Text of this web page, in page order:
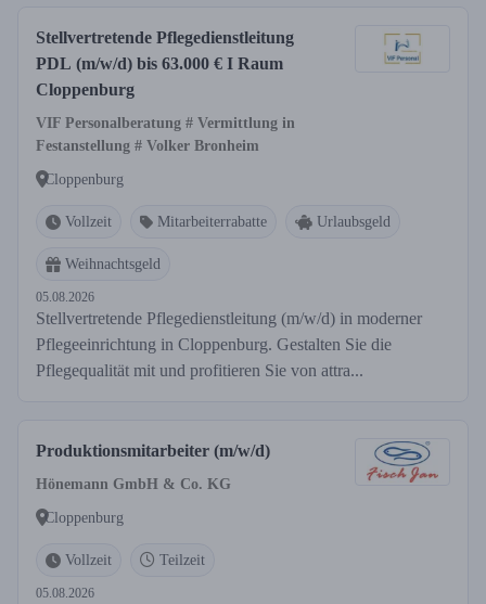
Stellvertretende Pflegedienstleitung
PDL (m/w/d) bis 63.000 € I Raum
Cloppenburg
VIF Personalberatung # Vermittlung in
Festanstellung # Volker Bronheim
Cloppenburg
Vollzeit Mitarbeiterrabatte Urlaubsgeld
Weihnachtsgeld
05.08.2026
Stellvertretende Pflegedienstleitung (m/w/d) in moderner
Pflegeeinrichtung in Cloppenburg. Gestalten Sie die
Pflegequalität mit und profitieren Sie von attra...
Produktionsmitarbeiter (m/w/d)
Hönemann GmbH & Co. KG
Cloppenburg
Vollzeit Teilzeit
05.08.2026